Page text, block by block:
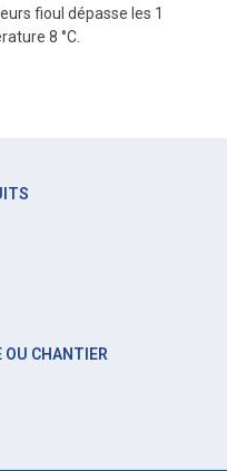
fioul dépasse les 1
8 °C.
OU CHANTIER